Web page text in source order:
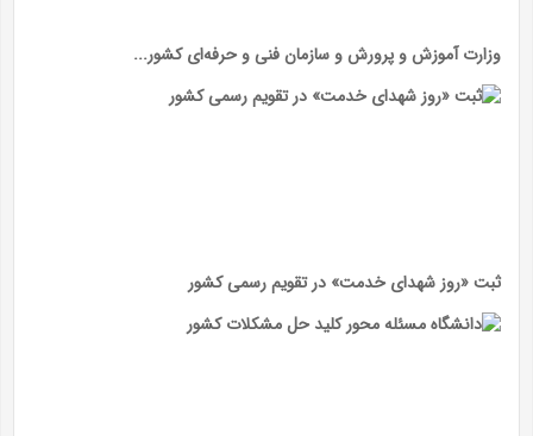
وزارت آموزش و پرورش و سازمان فنی و حرفه‌ای کشور...
ثبت «روز شهدای خدمت» در تقویم رسمی کشور